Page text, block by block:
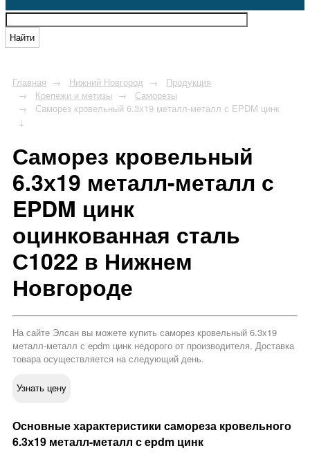
Найти
Главная Нижний Новгород
Продукция
Крепежи и метизы
Саморезы
Саморез кровельный 6.3х19 металл-металл с EPDM цинк
Саморез кровельный
6.3х19 металл-металл с
EPDM цинк
оцинкованная сталь
С1022 в Нижнем
Новгороде
На сайте Элсан вы можете купить саморез кровельный 6.3х19
металл-металл с epdm цинк недорого от производителя. Доставка
товара осуществляется на следующий день.
Узнать цену
Основные характеристики самореза кровельного
6.3х19 металл-металл с epdm цинк